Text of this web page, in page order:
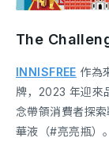
The
INNISFREE 作為
牌，2023 年迎來
念帶領消費者探
華液（#亮亮瓶）